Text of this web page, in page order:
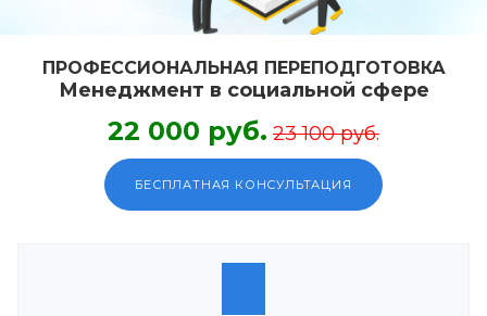
ПРОФЕССИОНАЛЬНАЯ ПЕРЕПОДГОТОВКА
Менеджмент в социальной сфере
22 000 руб. 23 100 руб.
БЕСПЛАТНАЯ КОНСУЛЬТАЦИЯ